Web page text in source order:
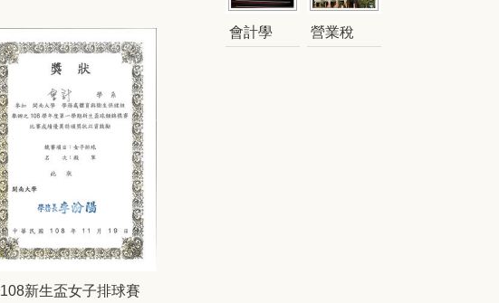
108新生盃女子排球賽
會計學 營業稅